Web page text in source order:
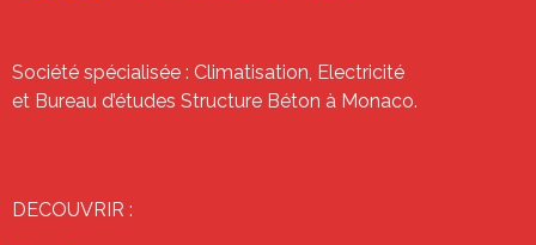
Société spécialisée : Climatisation, Electricité
et Bureau d’études Structure Béton à Monaco.
DECOUVRIR :